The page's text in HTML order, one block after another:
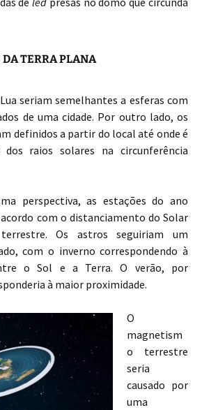
TERRA PLANA
seriam semelhantes a esferas com
de uma cidade. Por outro lado, os
definidos a partir do local até onde é
raios solares na circunferência
perspectiva, as estações do ano
com o distanciamento do Solar
Os astros seguiriam um
com o inverno correspondendo à
o Sol e a Terra. O verão, por
à maior proximidade.
O
magnetism
o terrestre
seria
causado por
uma